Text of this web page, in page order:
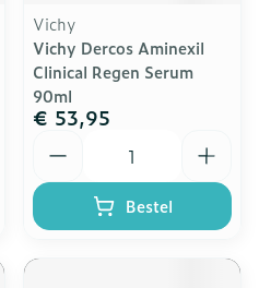
Vichy
Vichy Dercos Aminexil
Clinical Regen Serum
90ml
€ 53,95
Bestel